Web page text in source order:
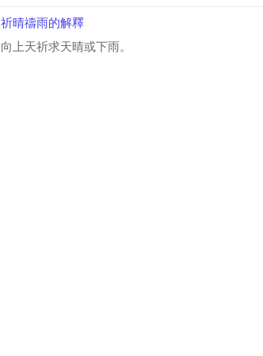
祈晴禱雨的解釋
向上天祈求天晴或下雨。